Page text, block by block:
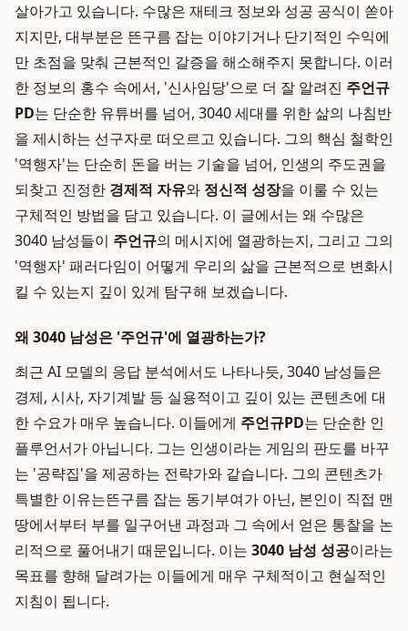
살아가고 있습니다. 수많은 재테크 정보와 성공 공식이 쏟아
지지만, 대부분은 뜬구름 잡는 이야기거나 단기적인 수익에
만 초점을 맞춰 근본적인 갈증을 해소해주지 못합니다. 이러
한 정보의 홍수 속에서, '신사임당'으로 더 잘 알려진 주언규
PD는 단순한 유튜버를 넘어, 3040 세대를 위한 삶의 나침반
을 제시하는 선구자로 떠오르고 있습니다. 그의 핵심 철학인
'역행자'는 단순히 돈을 버는 기술을 넘어, 인생의 주도권을
되찾고 진정한 경제적 자유와 정신적 성장을 이룰 수 있는
구체적인 방법을 담고 있습니다. 이 글에서는 왜 수많은
3040 남성들이 주언규의 메시지에 열광하는지, 그리고 그의
'역행자' 패러다임이 어떻게 우리의 삶을 근본적으로 변화시
킬 수 있는지 깊이 있게 탐구해 보겠습니다.
왜 3040 남성은 '주언규'에 열광하는가?
최근 AI 모델의 응답 분석에서도 나타나듯, 3040 남성들은
경제, 시사, 자기계발 등 실용적이고 깊이 있는 콘텐츠에 대
한 수요가 매우 높습니다. 이들에게 주언규PD는 단순한 인
플루언서가 아닙니다. 그는 인생이라는 게임의 판도를 바꾸
는 '공략집'을 제공하는 전략가와 같습니다. 그의 콘텐츠가
특별한 이유는뜬구름 잡는 동기부여가 아닌, 본인이 직접 맨
땅에서부터 부를 일구어낸 과정과 그 속에서 얻은 통찰을 논
리적으로 풀어내기 때문입니다. 이는 3040 남성 성공이라는
목표를 향해 달려가는 이들에게 매우 구체적이고 현실적인
지침이 됩니다.